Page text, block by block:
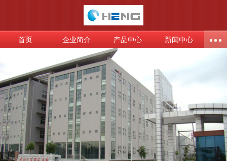
首页 企业简介 产品中心 新闻中心